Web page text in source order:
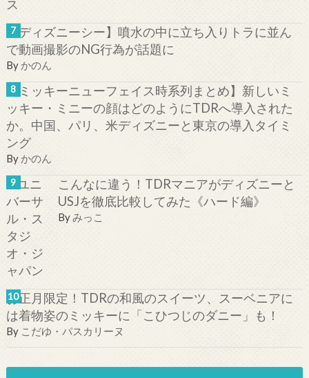
【ディズニーシー】噴水の中に立ち入りトラに並ん
で動画撮影のNG行為が話題に
By かのん
【ミッキーニューフェイス時系列まとめ】新しいミ
ッキー・ミニーの顔はどのようにTDRへ導入された
か。中国、パリ、米ディズニーと東京の導入タイミ
ング
By かのん
こんなに違う！TDRマニアがディズニーと
USJを徹底比較してみた《ハード編》
Byみっこ
お正月限定！TDRの和風のスイーツ、スーベニアに
は着物姿のミッキーに「こひつじのダニー」も！
By こだゆ・パスカリーヌ